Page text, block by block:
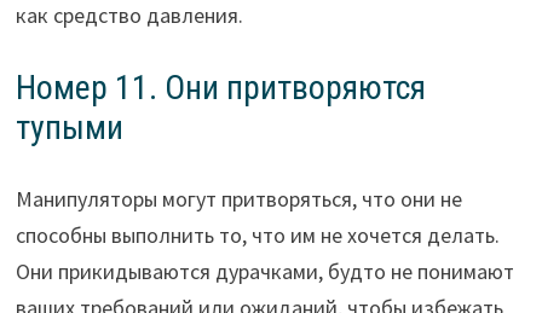
как средство давления.
Номер 11. Они притворяются
тупыми
Манипуляторы могут притворяться, что они не
способны выполнить то, что им не хочется делать.
Они прикидываются дурачками, будто не понимают